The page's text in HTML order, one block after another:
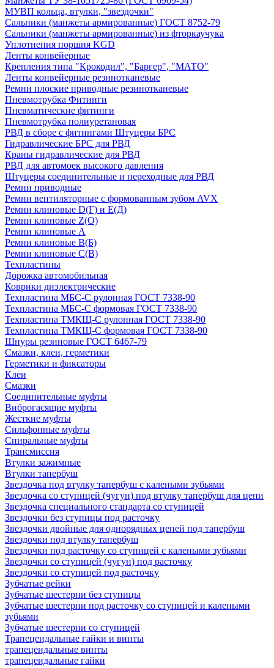
МУВП кольца, втулки, "звездочки"
Сальники (манжеты армированные) ГОСТ 8752-79
Сальники (манжеты армированные) из фторкаучука
Уплотнения поршня KGD
Ленты конвейерные
Крепления типа "Крокодил", "Баргер", "МАТО"
Ленты конвейерные резинотканевые
Ремни плоские приводные резинотканевые
Пневмотрубка Фитинги
Пневматические фитинги
Пневмотрубка полиуретановая
РВД в сборе с фитингами Штуцеры БРС
Гидравлические БРС для РВД
Краны гидравлические для РВД
РВД для автомоек высокого давления
Штуцеры соединительные и переходные для РВД
Ремни приводные
Ремни вентиляторные с формованным зубом AVX
Ремни клиновые D(Г) и Е(Д)
Ремни клиновые Z(О)
Ремни клиновые А
Ремни клиновые В(Б)
Ремни клиновые С(В)
Техпластины
Дорожка автомобильная
Коврики диэлектрические
Техпластина МБС-С рулонная ГОСТ 7338-90
Техпластина МБС-С формовая ГОСТ 7338-90
Техпластина ТМКЩ-С рулонная ГОСТ 7338-90
Техпластина ТМКЩ-С формовая ГОСТ 7338-90
Шнуры резиновые ГОСТ 6467-79
Смазки, клеи, герметики
Герметики и фиксаторы
Клеи
Смазки
Соединительные муфты
Виброгасящие муфты
Жесткие муфты
Сильфонные муфты
Спиральные муфты
Трансмиссия
Втулки зажимные
Втулки тапербуш
Звездочка под втулку тапербуш c калеными зубьями
Звездочка со ступицей (чугун) под втулку тапербуш для цепи
Звездочка специального стандарта со ступицей
Звездочки без ступицы под расточку
Звездочки двойные для однорядных цепей под тапербуш
Звездочки под втулку тапербуш
Звездочки под расточку со ступицей с калеными зубьями
Звездочки со ступицей (чугун) под расточку
Звездочки со ступицей под расточку
Зубчатые рейки
Зубчатые шестерни без ступицы
Зубчатые шестерни под расточку со ступицей и калеными
зубьями
Зубчатые шестерни со ступицей
Трапецеидальные гайки и винты
трапецеидальные винты
трапецеидальные гайки